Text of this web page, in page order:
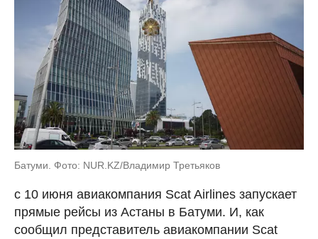
Батуми. Фото: NUR.KZ/Владимир Третьяков
с 10 июня авиакомпания Scat Airlines запускает
прямые рейсы из Астаны в Батуми. И, как
сообщил представитель авиакомпании Scat